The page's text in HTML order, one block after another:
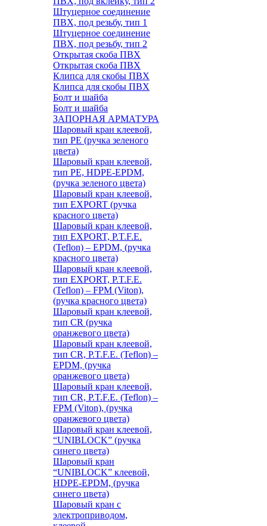
Штуцерное соединение
ПВХ, под резьбу, тип 1
Штуцерное соединение
ПВХ, под резьбу, тип 2
Открытая скоба ПВХ
Открытая скоба ПВХ
Клипса для скобы ПВХ
Клипса для скобы ПВХ
Болт и шайба
Болт и шайба
ЗАПОРНАЯ АРМАТУРА
Шаровый кран клеевой,
тип PE (ручка зеленого
цвета)
Шаровый кран клеевой,
тип PE, HDPE-EPDM,
(ручка зеленого цвета)
Шаровый кран клеевой,
тип EXPORT (ручка
красного цвета)
Шаровый кран клеевой,
тип EXPORT, P.T.F.E.
(Teflon) – EPDM, (ручка
красного цвета)
Шаровый кран клеевой,
тип EXPORT, P.T.F.E.
(Teflon) – FPM (Viton),
(ручка красного цвета)
Шаровый кран клеевой,
тип CR (ручка
оранжевого цвета)
Шаровый кран клеевой,
тип CR, P.T.F.E. (Teflon) –
EPDM, (ручка
оранжевого цвета)
Шаровый кран клеевой,
тип CR, P.T.F.E. (Teflon) –
FPM (Viton), (ручка
оранжевого цвета)
Шаровый кран клеевой,
“UNIBLOCK” (ручка
синего цвета)
Шаровый кран
“UNIBLOCK” клеевой,
HDPE-EPDM, (ручка
синего цвета)
Шаровый кран с
электроприводом,